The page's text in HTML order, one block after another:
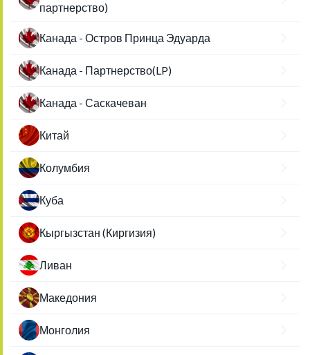
партнерство)
Канада - Остров Принца Эдуарда
Канада - Партнерство(LP)
Канада - Саскачеван
Китай
Колумбия
Куба
Кыргызстан (Киргизия)
Ливан
Македония
Монголия